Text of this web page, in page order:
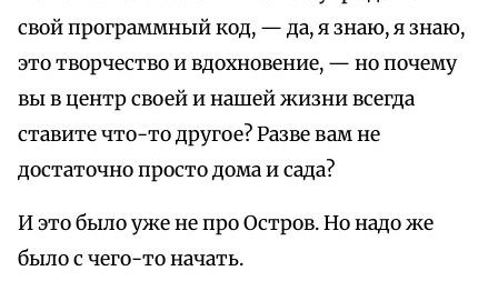
свой программный код, — да, я знаю, я знаю,
это творчество и вдохновение, — но почему
вы в центр своей и нашей жизни всегда
ставите что-то другое? Разве вам не
достаточно просто дома и сада?
И это было уже не про Остров. Но надо же
было с чего-то начать.